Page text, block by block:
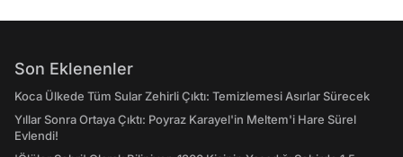
Son Eklenenler
Koca Ülkede Tüm Sular Zehirli Çıktı: Temizlemesi Asırlar Sürecek
Yıllar Sonra Ortaya Çıktı: Poyraz Karayel'in Meltem'i Hare Sürel
Evlendi!